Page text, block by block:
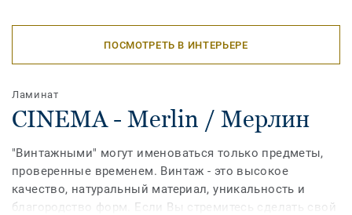
ПОСМОТРЕТЬ В ИНТЕРЬЕРЕ
Ламинат
CINEMA - Merlin / Мерлин
"Винтажными" могут именоваться только предметы,
проверенные временем. Винтаж - это высокое
качество, натуральный материал, уникальность и
благородство форм. Если Вы стремитесь сделать свой